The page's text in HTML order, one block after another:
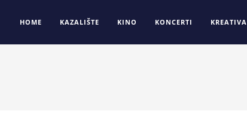
HOME KAZALIŠTE KINO KONCERTI KREATIVA